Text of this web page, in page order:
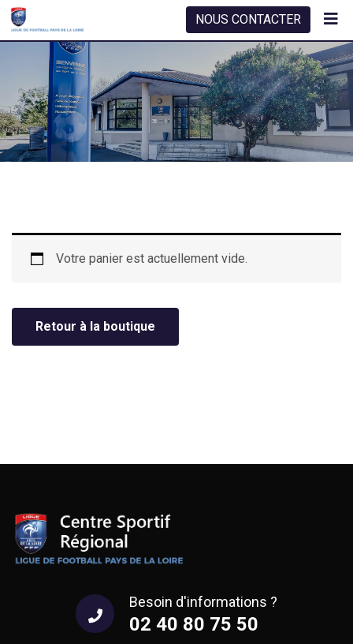
Skip
NOUS CONTACTER
Votre panier est actuellement vide.
Retour à la boutique
Besoin d'informations ?
02 40 80 75 50